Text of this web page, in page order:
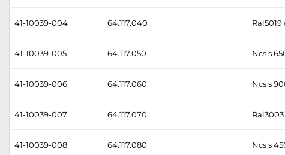
41-10039-004 64.117.040
41-10039-005 64.117.050 Ncs s
41-10039-006 64.117.060 Ncs s
41-10039-007 64.117.070
41-10039-008 64.117.080 Ncs s